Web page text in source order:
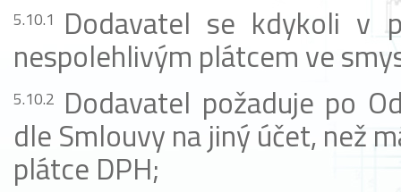
Dodavatel se kdykoli v
nespolehlivým plátcem ve
Dodavatel požaduje po
dle Smlouvy na jiný účet, než
plátce DPH;